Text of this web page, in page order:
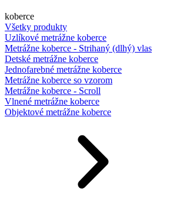
koberce
Všetky produkty
Uzlíkové metrážne koberce
Metrážne koberce - Strihaný (dlhý) vlas
Detské metrážne koberce
Jednofarebné metrážne koberce
Metrážne koberce so vzorom
Metrážne koberce - Scroll
Vlnené metrážne koberce
Objektové metrážne koberce